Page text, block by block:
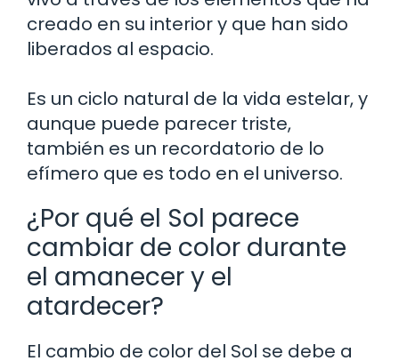
creado en su interior y que han sido
liberados al espacio.
Es un ciclo natural de la vida estelar, y
aunque puede parecer triste,
también es un recordatorio de lo
efímero que es todo en el universo.
¿Por qué el Sol parece
cambiar de color durante
el amanecer y el
atardecer?
El cambio de color del Sol se debe a